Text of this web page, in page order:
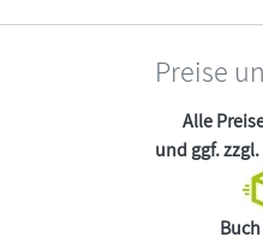
Preise
Alle
und ggf. zzgl.